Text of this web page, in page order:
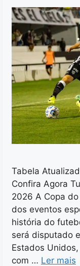
Tabela
Confira Agora
2026 A Copa
dos eventos
história do
será disputado
Estados
com … Ler mais